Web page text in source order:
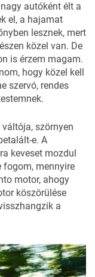
autóként élt a
el, a hajamat
lesznek, mert
közel van. De
is érzem magam.
hogy közel kell
szervó, rendes
szörnyen
e. A
keveset mozdul
fogom, mennyire
motor, ahogy
köszörülése
a